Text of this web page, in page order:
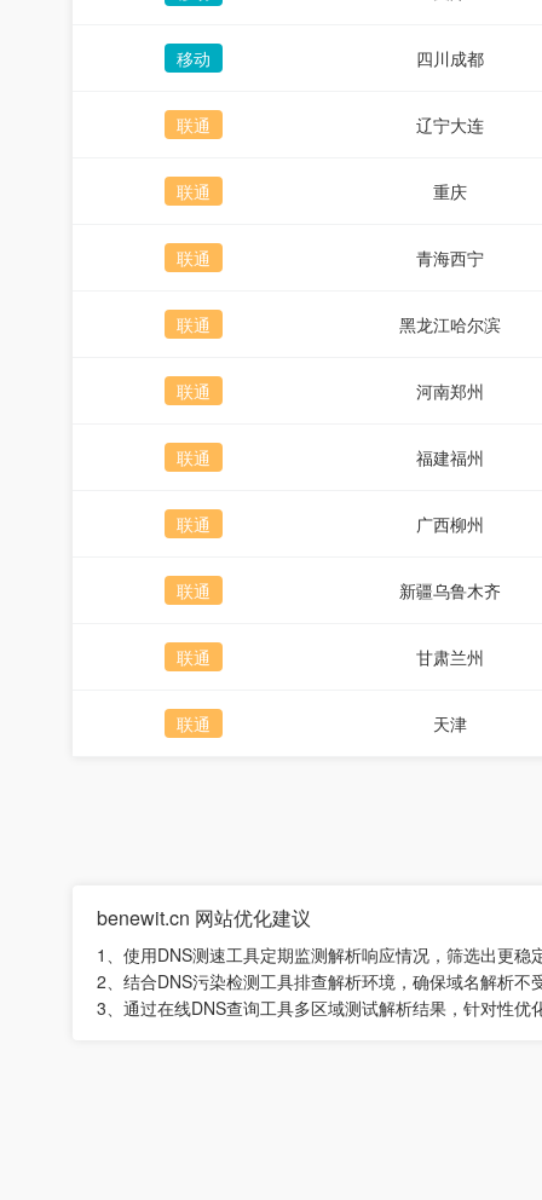
移动 四川成都
联通 辽宁大连
联通 重庆
联通 青海西宁
联通 黑龙江哈尔滨
联通 河南郑州
联通 福建福州
联通 广西柳州
联通 新疆乌鲁木齐
联通 甘肃兰州
联通 天津
benewit.cn 网站优化建议
1、使用DNS测速工具定期监测解析响应情况，筛选出更稳
2、结合DNS污染检测工具排查解析环境，确保域名解析不
3、通过在线DNS查询工具多区域测试解析结果，针对性优